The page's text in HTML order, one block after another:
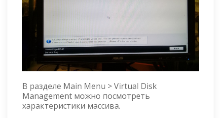
В разделе Main Menu > Virtual Disk
Management можно посмотреть
характеристики массива.